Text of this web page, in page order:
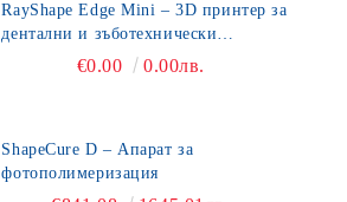
RayShape Edge Mini – 3D принтер за
дентални и зъботехнически
приложения€0.00 0.00лв.
ShapeCure D – Апарат за
фотополимеризация